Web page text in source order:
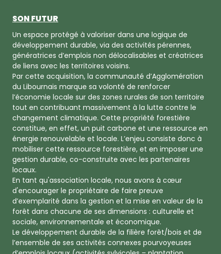
SON FUTUR
Un espace protégé à valoriser dans une logique de
développement durable, via des activités pérennes,
génératrices d’emplois non délocalisables et créatrices
de liens avec les territoires voisins.
Par cette acquisition, la communauté d’Agglomération
du Libournais marque sa volonté de renforcer
l’économie locale sur des zones rurales de son territoire
tout en contribuant massivement à la lutte contre le
changement climatique. Cette propriété forestière
constitue, en effet, un puit carbone et une ressource en
énergie renouvelable et locale. L’enjeu consiste donc à
mobiliser cette ressource forestière, et en imposer une
gestion durable, co-construite avec les partenaires
locaux.
En tant qu'association locale, nous avons à cœur
d'encourager le propriétaire de faire preuve
d’exemplarité dans la gestion et la mise en valeur de la
forêt dans chacune de ses dimensions : culturelle et
sociale, environnementale et économique.
Le développement durable de la filière forêt/bois et de
l’ensemble de ses activités connexes pourvoyeuses